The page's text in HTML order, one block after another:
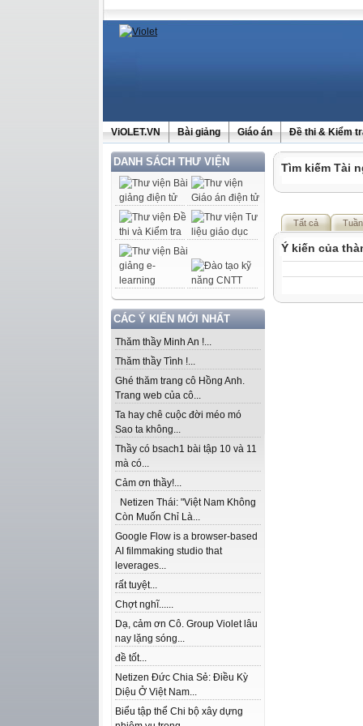
ViOLET.VN Bài giảng Giáo án Đề thi & Kiểm
DANH SÁCH THƯ VIỆN
CÁC Ý KIẾN MỚI NHẤT
Thăm thầy Minh An !...
Thăm thầy Tình !...
Ghé thăm trang cô Hồng Anh.
Trang web của cô...
Ta hay chê cuộc đời méo mó
Sao ta không...
Thầy có bsach1 bài tập 10 và 11
mà có...
Cảm ơn thầy!...
Netizen Thái: "Việt Nam Không
Còn Muốn Chỉ Là...
Google Flow is a browser-based
AI filmmaking studio that
leverages...
rất tuyệt...
Chợt nghĩ......
Dạ, cảm ơn Cô. Group Violet lâu
nay lặng sóng...
đề tốt...
Netizen Đức Chia Sẻ: Điều Kỳ
Diệu Ở Việt Nam...
Biểu tập thể Chi bộ xây dựng
Tìm kiếm Tài
Tất cả
Ý kiến của